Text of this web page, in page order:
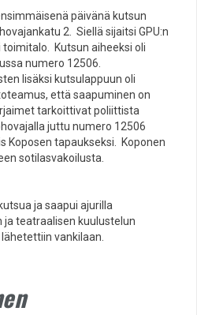
päivänä kutsun
2. Siellä sijaitsi GPU:n
Kutsun aiheeksi oli
numero 12506.
lisäksi kutsulappuun oli
että saapuminen on
tarkoittivat poliittista
juttu numero 12506
Koposen tapaukseksi. Koponen
sotilasvakoilusta.
ja saapui ajurilla
ja teatraalisen kuulustelun
vankilaan.